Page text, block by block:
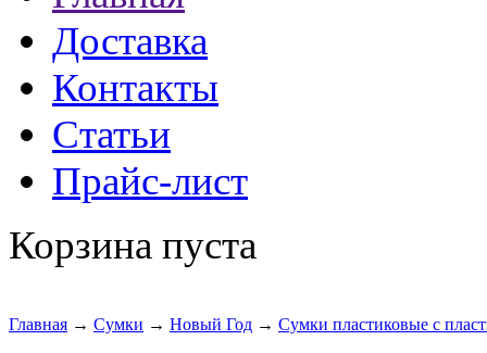
Доставка
Контакты
Статьи
Прайс-лист
Корзина пуста
Главная → Сумки → Новый Год → Сумки пластиковые с